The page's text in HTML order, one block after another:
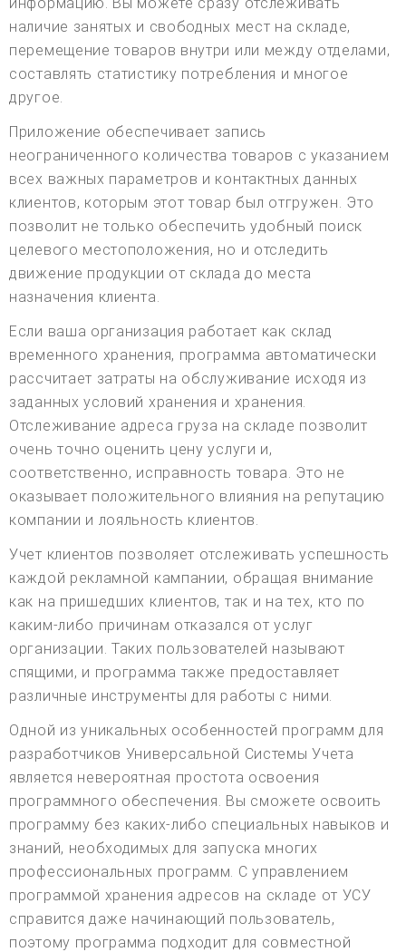
наличие занятых и свободных мест на складе,
перемещение товаров внутри или между отделами,
составлять статистику потребления и многое
другое.
Приложение обеспечивает запись
неограниченного количества товаров с указанием
всех важных параметров и контактных данных
клиентов, которым этот товар был отгружен. Это
позволит не только обеспечить удобный поиск
целевого местоположения, но и отследить
движение продукции от склада до места
назначения клиента.
Если ваша организация работает как склад
временного хранения, программа автоматически
рассчитает затраты на обслуживание исходя из
заданных условий хранения и хранения.
Отслеживание адреса груза на складе позволит
очень точно оценить цену услуги и,
соответственно, исправность товара. Это не
оказывает положительного влияния на репутацию
компании и лояльность клиентов.
Учет клиентов позволяет отслеживать успешность
каждой рекламной кампании, обращая внимание
как на пришедших клиентов, так и на тех, кто по
каким-либо причинам отказался от услуг
организации. Таких пользователей называют
спящими, и программа также предоставляет
различные инструменты для работы с ними.
Одной из уникальных особенностей программ для
разработчиков Универсальной Системы Учета
является невероятная простота освоения
программного обеспечения. Вы сможете освоить
программу без каких-либо специальных навыков и
знаний, необходимых для запуска многих
профессиональных программ. С управлением
программой хранения адресов на складе от УСУ
справится даже начинающий пользователь,
поэтому программа подходит для совместной